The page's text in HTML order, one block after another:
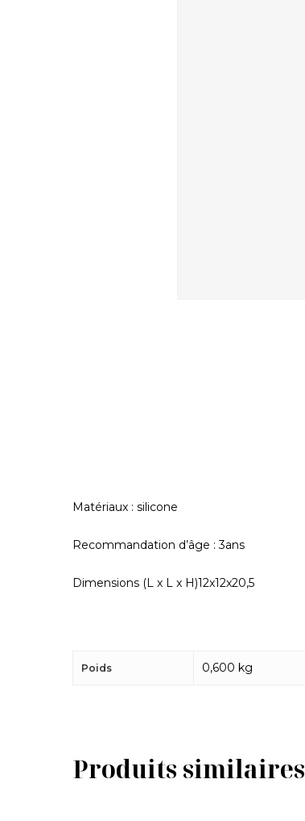
Matériaux : silicone
Recommandation d’âge : 3ans
Dimensions (L x L x H)12x12x20,5
Poids 0,600 kg
Produits similaires